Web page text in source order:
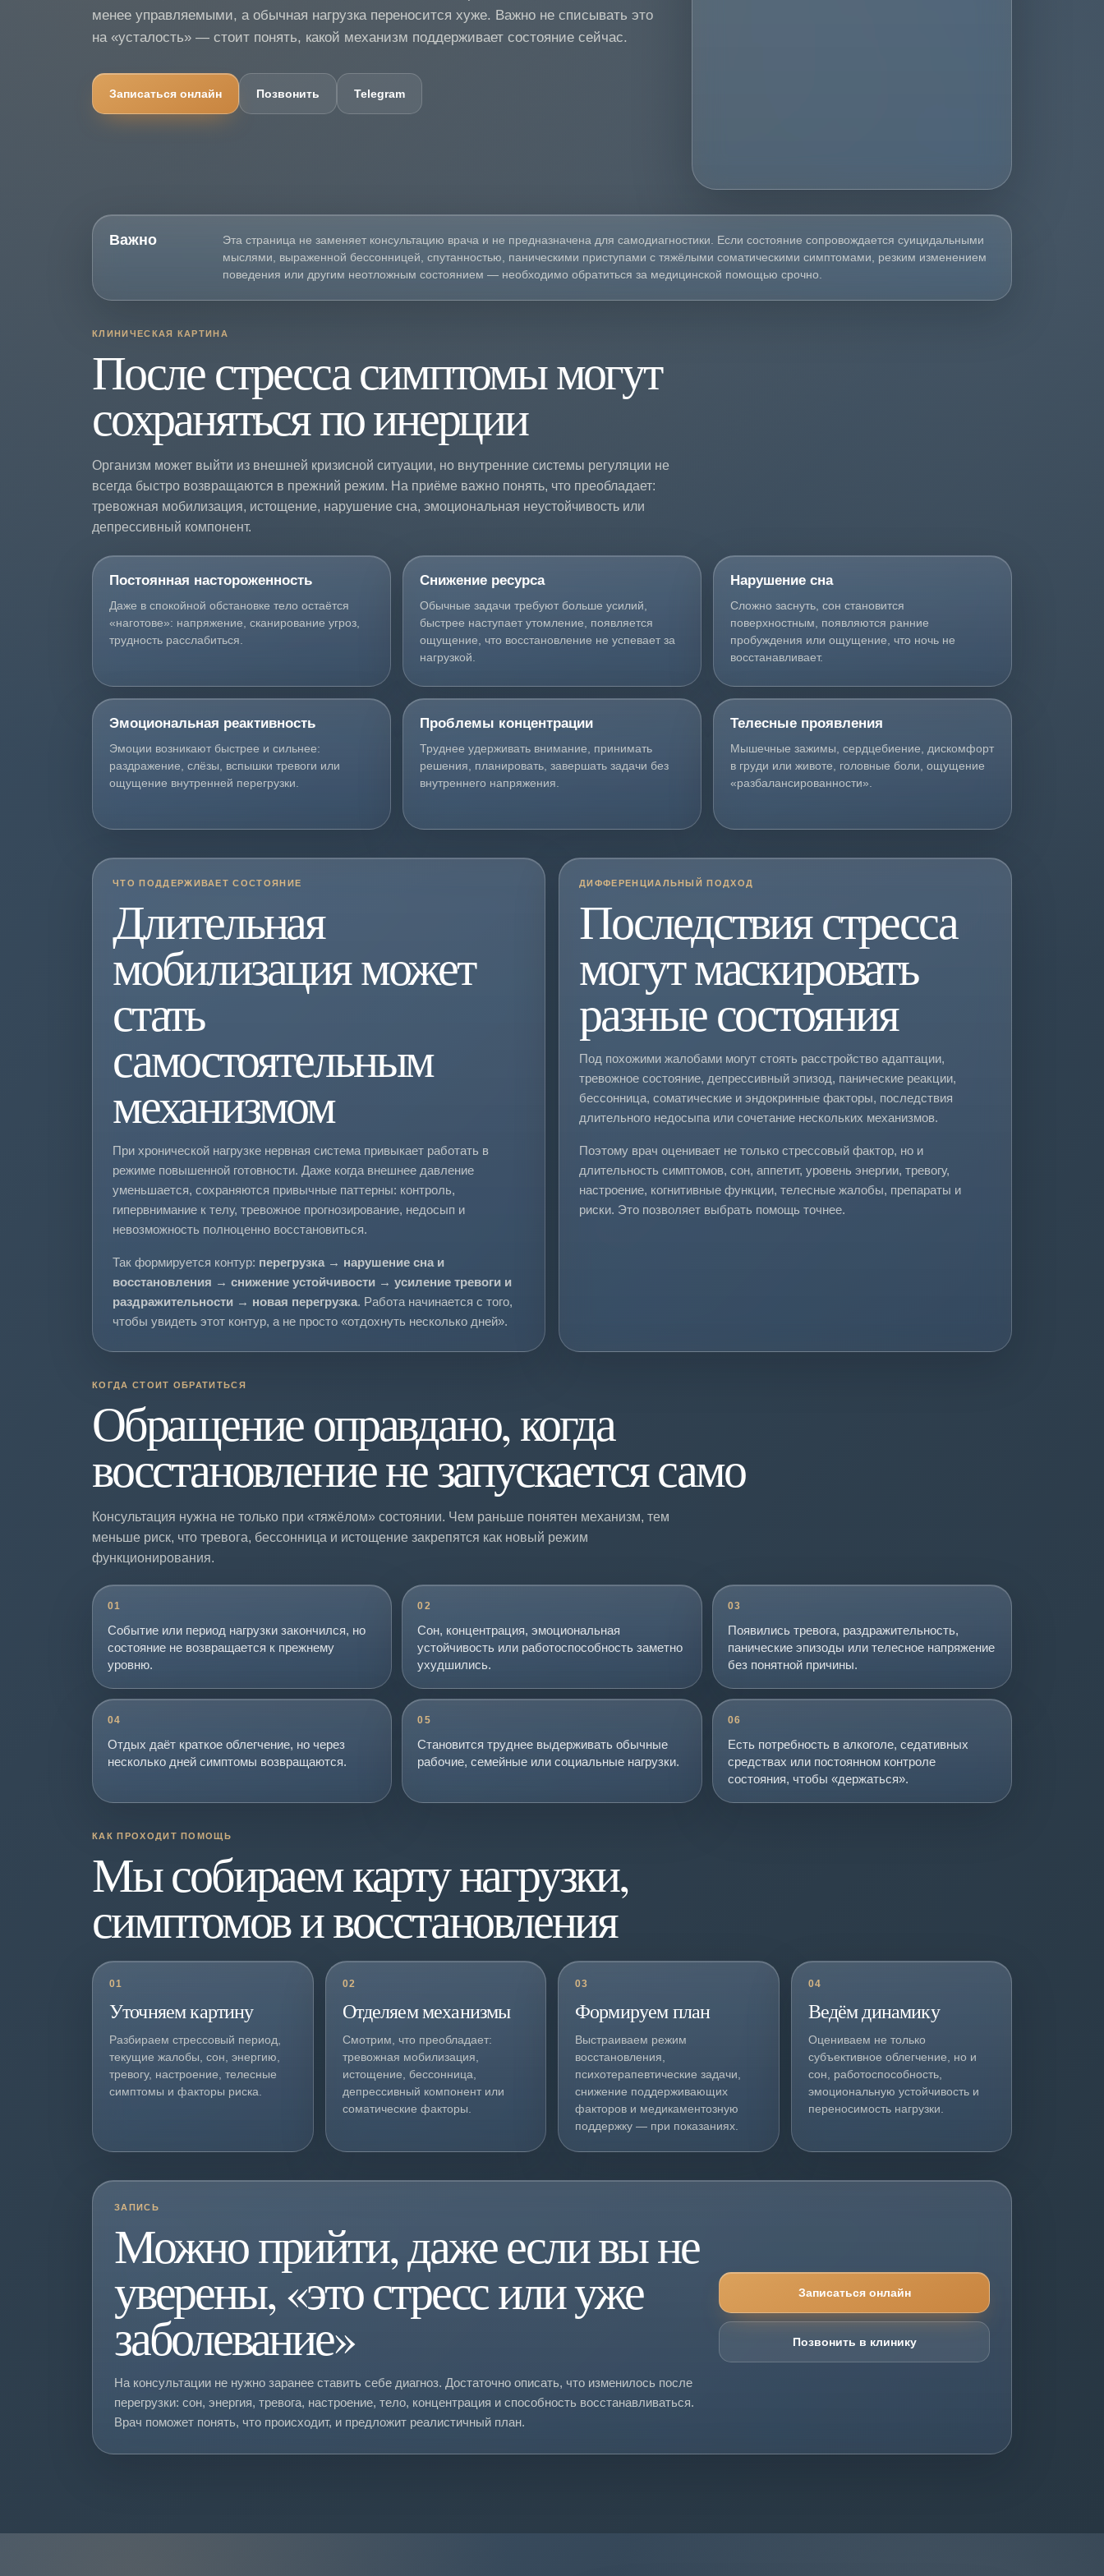
менее управляемыми, а обычная нагрузка переносится хуже. Важно не списывать это
на «усталость» — стоит понять, какой механизм поддерживает состояние сейчас.
Записаться онлайн Позвонить Telegram
Важно
Эта страница не заменяет консультацию врача и не предназначена для самодиагностики. Если состояние сопровождается суицидальными
мыслями, выраженной бессонницей, спутанностью, паническими приступами с тяжёлыми соматическими симптомами, резким изменением
поведения или другим неотложным состоянием — необходимо обратиться за медицинской помощью срочно.
КЛИНИЧЕСКАЯ КАРТИНА
После стресса симптомы могут
сохраняться по инерции
Организм может выйти из внешней кризисной ситуации, но внутренние системы регуляции не
всегда быстро возвращаются в прежний режим. На приёме важно понять, что преобладает:
тревожная мобилизация, истощение, нарушение сна, эмоциональная неустойчивость или
депрессивный компонент.
Постоянная настороженность
Даже в спокойной обстановке тело остаётся
«наготове»: напряжение, сканирование угроз,
трудность расслабиться.
Снижение ресурса
Обычные задачи требуют больше усилий,
быстрее наступает утомление, появляется
ощущение, что восстановление не успевает за
нагрузкой.
Нарушение сна
Сложно заснуть, сон становится
поверхностным, появляются ранние
пробуждения или ощущение, что ночь не
восстанавливает.
Эмоциональная реактивность
Эмоции возникают быстрее и сильнее:
раздражение, слёзы, вспышки тревоги или
ощущение внутренней перегрузки.
Проблемы концентрации
Труднее удерживать внимание, принимать
решения, планировать, завершать задачи без
внутреннего напряжения.
Телесные проявления
Мышечные зажимы, сердцебиение, дискомфорт
в груди или животе, головные боли, ощущение
«разбалансированности».
ЧТО ПОДДЕРЖИВАЕТ СОСТОЯНИЕ
Длительная
мобилизация может
стать
самостоятельным
механизмом
При хронической нагрузке нервная система привыкает работать в
режиме повышенной готовности. Даже когда внешнее давление
уменьшается, сохраняются привычные паттерны: контроль,
гипервнимание к телу, тревожное прогнозирование, недосып и
невозможность полноценно восстановиться.
Так формируется контур: перегрузка → нарушение сна и
восстановления → снижение устойчивости → усиление тревоги и
раздражительности → новая перегрузка. Работа начинается с того,
чтобы увидеть этот контур, а не просто «отдохнуть несколько дней».
ДИФФЕРЕНЦИАЛЬНЫЙ ПОДХОД
Последствия стресса
могут маскировать
разные состояния
Под похожими жалобами могут стоять расстройство адаптации,
тревожное состояние, депрессивный эпизод, панические реакции,
бессонница, соматические и эндокринные факторы, последствия
длительного недосыпа или сочетание нескольких механизмов.
Поэтому врач оценивает не только стрессовый фактор, но и
длительность симптомов, сон, аппетит, уровень энергии, тревогу,
настроение, когнитивные функции, телесные жалобы, препараты и
риски. Это позволяет выбрать помощь точнее.
КОГДА СТОИТ ОБРАТИТЬСЯ
Обращение оправдано, когда
восстановление не запускается само
Консультация нужна не только при «тяжёлом» состоянии. Чем раньше понятен механизм, тем
меньше риск, что тревога, бессонница и истощение закрепятся как новый режим
функционирования.
01
Событие или период нагрузки закончился, но
состояние не возвращается к прежнему
уровню.
02
Сон, концентрация, эмоциональная
устойчивость или работоспособность заметно
ухудшились.
03
Появились тревога, раздражительность,
панические эпизоды или телесное напряжение
без понятной причины.
04
Отдых даёт краткое облегчение, но через
несколько дней симптомы возвращаются.
05
Становится труднее выдерживать обычные
рабочие, семейные или социальные нагрузки.
06
Есть потребность в алкоголе, седативных
средствах или постоянном контроле
состояния, чтобы «держаться».
КАК ПРОХОДИТ ПОМОЩЬ
Мы собираем карту нагрузки,
симптомов и восстановления
01
Уточняем картину
Разбираем стрессовый период,
текущие жалобы, сон, энергию,
тревогу, настроение, телесные
симптомы и факторы риска.
02
Отделяем механизмы
Смотрим, что преобладает:
тревожная мобилизация,
истощение, бессонница,
депрессивный компонент или
соматические факторы.
03
Формируем план
Выстраиваем режим
восстановления,
психотерапевтические задачи,
снижение поддерживающих
факторов и медикаментозную
поддержку — при показаниях.
04
Ведём динамику
Оцениваем не только
субъективное облегчение, но и
сон, работоспособность,
эмоциональную устойчивость и
переносимость нагрузки.
ЗАПИСЬ
Можно прийти, даже если вы не
уверены, «это стресс или уже
заболевание»
На консультации не нужно заранее ставить себе диагноз. Достаточно описать, что изменилось после
перегрузки: сон, энергия, тревога, настроение, тело, концентрация и способность восстанавливаться.
Врач поможет понять, что происходит, и предложит реалистичный план.
Записаться онлайн
Позвонить в клинику